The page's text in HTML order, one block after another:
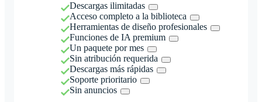
Descargas ilimitadas
Acceso completo a la biblioteca
Herramientas de diseño profesionales
Funciones de IA premium
Un paquete por mes
Sin atribución requerida
Descargas más rápidas
Soporte prioritario
Sin anuncios